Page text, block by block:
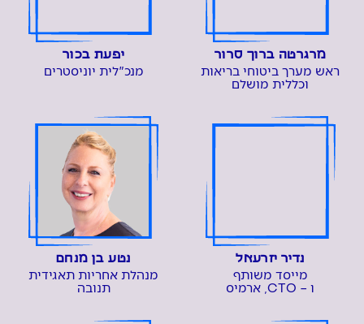
מרגרטה ברוך סרור
ראש מערך ביטוחי בריאות
וכללית מושלם
יפעת בכור
מנכ"לית יוניסטרים
נדיר יזרעאל
מייסד משותף
ו – CTO, ארמיס
נטע בן מנחם
מנהלת אחריות תאגידית
תנובה